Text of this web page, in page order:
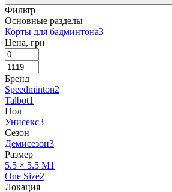
Фильтр
Основные разделы
Корты для бадминтона3
Цена, грн
Бренд
Speedminton2
Talbot1
Пол
Унисекс3
Сезон
Демисезон3
Размер
5.5 × 5.5 M1
One Size2
Локация